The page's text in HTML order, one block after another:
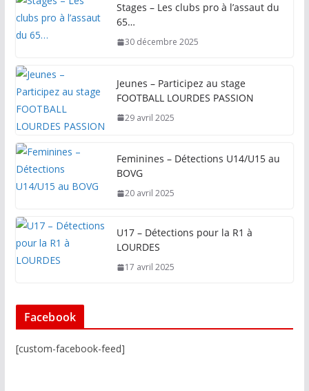
Stages – Les clubs pro à l’assaut du
65…
30 décembre 2025
Jeunes – Participez au stage
FOOTBALL LOURDES PASSION
29 avril 2025
Feminines – Détections U14/U15 au
BOVG
20 avril 2025
U17 – Détections pour la R1 à
LOURDES
17 avril 2025
Facebook
[custom-facebook-feed]